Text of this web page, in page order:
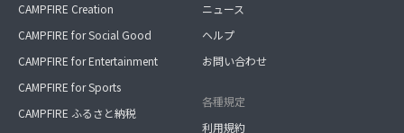
CAMPFIRE Creation
CAMPFIRE for Social Good
CAMPFIRE for Entertainment
CAMPFIRE for Sports
CAMPFIRE ふるさと納税
ニュース
ヘルプ
お問い合わせ
各種規定
利用規約